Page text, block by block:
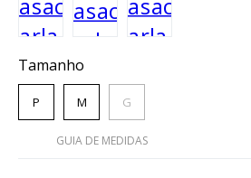
Tamanho
P M G
GUIA DE MEDIDAS